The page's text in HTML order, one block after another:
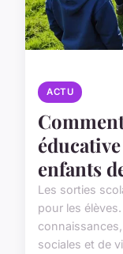
ACTU
enfants
Les sorties
pour les
sociales et de